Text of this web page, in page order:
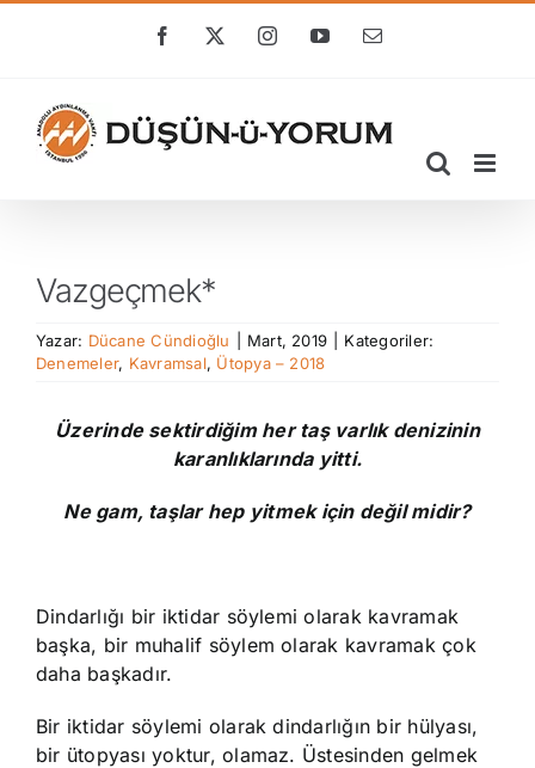
Facebook
X InstagramYouTube
E-
Vazgeçmek*
Yazar: Dücane Cündioğlu Mart, 2019
Kategoriler:
Denemeler, Kavramsal, Ütopya – 2018
Üzerinde sektirdiğim her taş varlık denizinin
karanlıklarında yitti.
Ne gam, taşlar hep yitmek için değil midir?
Dindarlığı bir iktidar söylemi olarak kavramak
başka, bir muhalif söylem olarak kavramak çok
daha başkadır.
Bir iktidar söylemi olarak dindarlığın bir hülyası,
bir ütopyası yoktur, olamaz. Üstesinden gelmek